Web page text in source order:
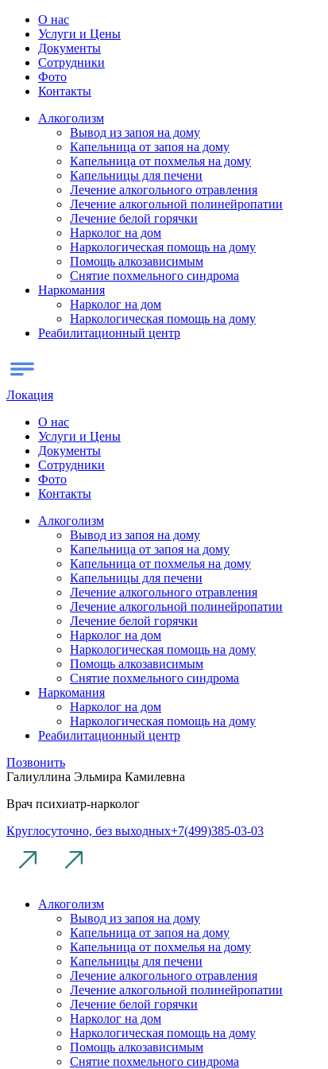
О нас
Услуги и Цены
Документы
Сотрудники
Фото
Контакты
Алкоголизм
Вывод из запоя на дому
Капельница от запоя на дому
Капельница от похмелья на дому
Капельницы для печени
Лечение алкогольного отравления
Лечение алкогольной полинейропатии
Лечение белой горячки
Нарколог на дом
Наркологическая помощь на дому
Помощь алкозависимым
Снятие похмельного синдрома
Наркомания
Нарколог на дом
Наркологическая помощь на дому
Реабилитационный центр
Локация
О нас
Услуги и Цены
Документы
Сотрудники
Фото
Контакты
Алкоголизм
Вывод из запоя на дому
Капельница от запоя на дому
Капельница от похмелья на дому
Капельницы для печени
Лечение алкогольного отравления
Лечение алкогольной полинейропатии
Лечение белой горячки
Нарколог на дом
Наркологическая помощь на дому
Помощь алкозависимым
Снятие похмельного синдрома
Наркомания
Нарколог на дом
Наркологическая помощь на дому
Реабилитационный центр
Позвонить
Галиуллина Эльмира Камилевна
Врач психиатр-нарколог
Круглосуточно, без выходных+7(499)385-03-03
Алкоголизм
Вывод из запоя на дому
Капельница от запоя на дому
Капельница от похмелья на дому
Капельницы для печени
Лечение алкогольного отравления
Лечение алкогольной полинейропатии
Лечение белой горячки
Нарколог на дом
Наркологическая помощь на дому
Помощь алкозависимым
Снятие похмельного синдрома